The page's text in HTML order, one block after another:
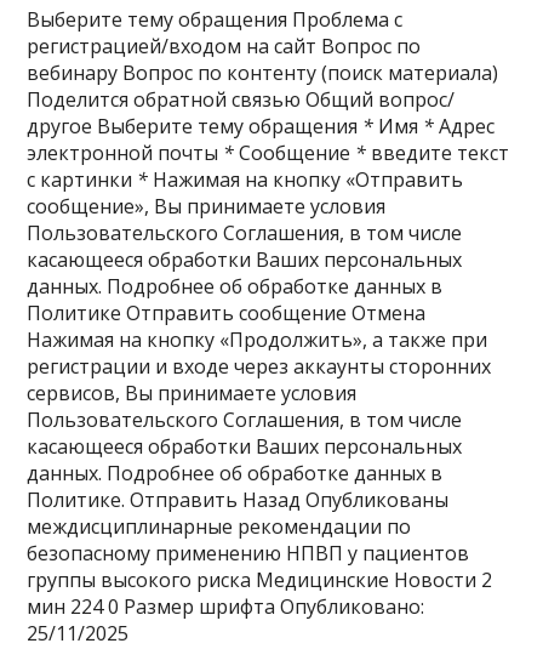
Выберите тему обращения Проблема с
регистрацией/входом на сайт Вопрос по
вебинару Вопрос по контенту (поиск материала)
Поделится обратной связью Общий вопрос/
другое Выберите тему обращения * Имя *Адрес
электронной почты *Сообщение * введите текст
с картинки * Нажимая на кнопку «Отправить
сообщение», Вы принимаете условия
Пользовательского Соглашения, в том числе
касающееся обработки Ваших персональных
данных. Подробнее об обработке данных в
Политике Отправить сообщение Отмена
Нажимая на кнопку «Продолжить», а также при
регистрации и входе через аккаунты сторонних
сервисов, Вы принимаете условия
Пользовательского Соглашения, в том числе
касающееся обработки Ваших персональных
данных. Подробнее об обработке данных в
Политике. Отправить Назад Опубликованы
междисциплинарные рекомендации по
безопасному применению НПВП у пациентов
группы высокого риска Медицинские Новости 2
мин 2240 Размер шрифтаОпубликовано:
25/11/2025